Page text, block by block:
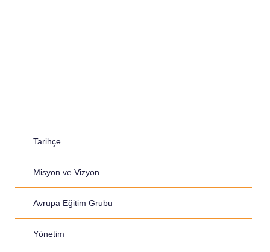
Tarihçe
Misyon ve Vizyon
Avrupa Eğitim Grubu
Yönetim